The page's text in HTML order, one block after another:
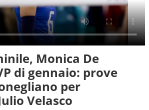
Monica De
di gennaio: prove
per
Velasco